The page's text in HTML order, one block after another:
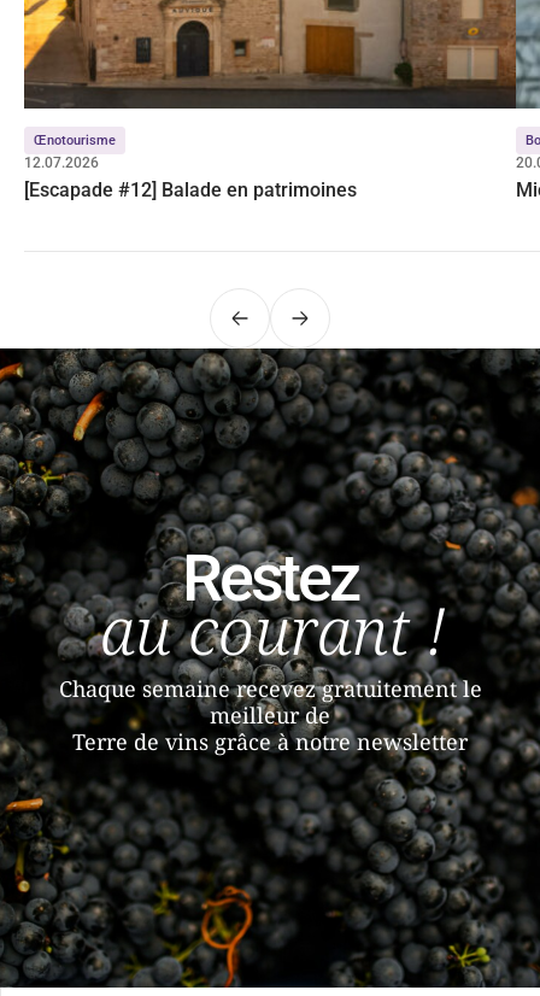
Œnotourisme
12.07.2026
[Escapade #12] Balade en patrimoines
PrécédentSuivant
Restez
au courant !
Chaque semaine recevez gratuitement le
meilleur de
Terre de vins grâce à notre newsletter